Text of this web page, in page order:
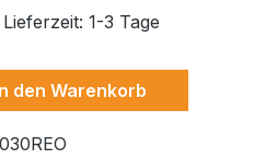
1-3 Tage
Gib den
den Warenkorb